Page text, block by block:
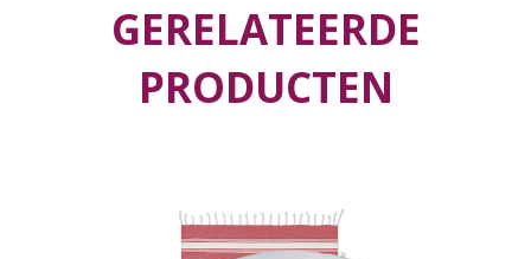
GERELATEERDE
PRODUCTEN